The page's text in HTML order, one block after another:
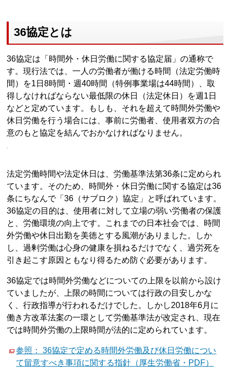
36協定とは
36協定は「時間外・休日労働に関する協定届」の通称で
す。現行法では、一人の労働者が働ける時間（法定労働時
間）を1日8時間・週40時間（特例事業場は44時間）、取
得しなければならない最低限の休日（法定休日）を週1日
などと定めています。もしも、それを超えて時間外労働や
休日労働を行う場合には、事前に労働者、使用者双方の合
意のもと協定を結んでおかなければなりません。
法定労働時間や法定休日は、労働基準法第36条に定められ
ています。そのため、時間外・休日労働に関する協定は36
条にちなんで「36（サブロク）協定」と呼ばれています。
36協定の目的は、使用者に対して立場の弱い労働者の保護
と、労働環境の向上です。これまでの日本社会では、時間
外労働や休日出勤を美徳とする風潮がありました。しか
し、過剰労働は心身の健康を損ねるだけでなく、過労死を
引き起こす原因ともなり得るため防ぐ必要があります。
36協定では時間外労働などについての上限を以前から設け
ていましたが、上限の時間については行政の目安しかな
く、行政指導が行われるだけでした。しかし2018年6月に
働き方改革法案の一環として労働基準法が改定され、現在
では時間外労働の上限時間が法的に定められています。
参照： 36協定で定める時間外労働及び休日労働につい
て留意すべき事項に関する指針（厚生労働省・PDF）